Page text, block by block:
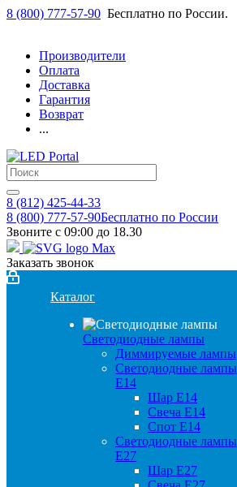
8 (800) 777-57-90 Бесплатно по России.
Производители
Оплата
Доставка
Гарантия
Возврат
...
8 (812) 425-44-33
8 (800) 777-57-90Бесплатно по России
Звоните с 09:00 до 18.30
Заказать звонок
Каталог
Светодиодные лампы
Диммируемые лампы
Светодиодные лампы
Е14
Шар Е14
Свеча Е14
Спот Е14
Светодиодные лампы
Е27
Шар Е27